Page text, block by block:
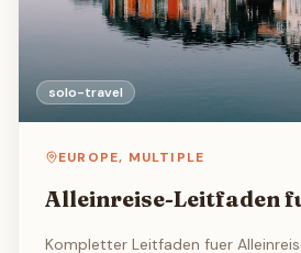
solo-travel
EUROPE, MULTIPLE
Alleinreise-Leitfaden
Kompletter Leitfaden fuer